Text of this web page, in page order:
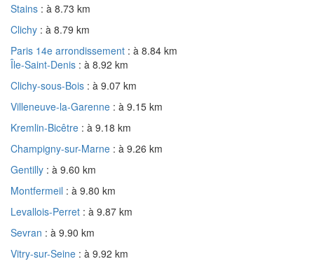
Stains : à 8.73 km
Clichy : à 8.79 km
Paris 14e arrondissement : à 8.84 km
Île-Saint-Denis : à 8.92 km
Clichy-sous-Bois : à 9.07 km
Villeneuve-la-Garenne : à 9.15 km
Kremlin-Bicêtre : à 9.18 km
Champigny-sur-Marne : à 9.26 km
Gentilly : à 9.60 km
Montfermeil : à 9.80 km
Levallois-Perret : à 9.87 km
Sevran : à 9.90 km
Vitry-sur-Seine : à 9.92 km